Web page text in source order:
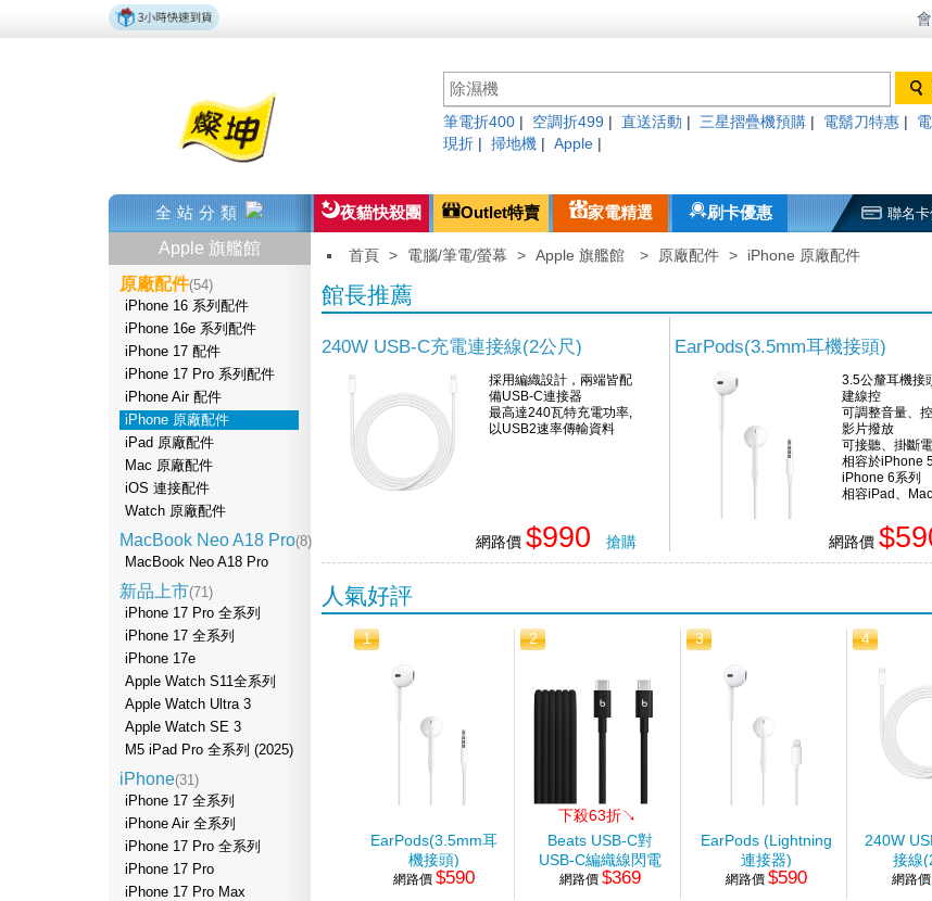
筆電折400 空調折499 直送活動 三星摺疊機預購 電鬍刀特惠
現折
掃地機 Apple
全站分類 夜貓快殺團 Outlet特賣 家電精選 刷卡優惠 聯名
Apple 旗艦館
原廠配件(54)
iPhone 16 系列配件
iPhone 16e 系列配件
iPhone 17 配件
iPhone 17 Pro 系列配件
iPhone Air 配件
iPhone 原廠配件
iPad 原廠配件
Mac 原廠配件
iOS 連接配件
Watch 原廠配件
MacBook Neo A18 Pro(8)
MacBook Neo A18 Pro
新品上市(71)
iPhone 17 Pro 全系列
iPhone 17 全系列
iPhone 17e
Apple Watch S11全系列
Apple Watch Ultra 3
Apple Watch SE 3
M5 iPad Pro 全系列 (2025)
iPhone(31)
iPhone 17 全系列
iPhone Air 全系列
iPhone 17 Pro 全系列
iPhone 17 Pro
iPhone 17 Pro Max
首頁 > 電腦/筆電/螢幕 > Apple 旗艦館 > 原廠配件 > iPhone 原廠配件
館長推薦
240W USB-C充電連接線(2公尺)
採用編織設計，兩端皆配
備USB-C連接器
最高達240瓦特充電功率,
以USB2速率傳輸資料
網路價 $990 搶購
EarPods(3.5mm耳機接頭)
3.5公釐耳機接
建線控
可調整音量、控
影片撥放
可接聽、掛斷
相容於iPhone 5
iPhone 6系列
相容iPad、Mac
網路價
人氣好評
1
EarPods(3.5mm耳
機接頭)
網路價$590
2
下殺63折↘
Beats USB-C對
USB-C編織線閃電
黑-1.5M
網路價$369
3
EarPods (Lightning
連接器)
網路價$590
4
240W
接線
網路